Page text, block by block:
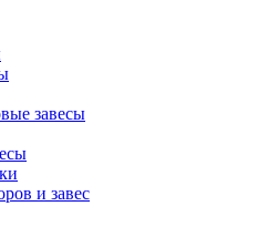
завесы
и завес